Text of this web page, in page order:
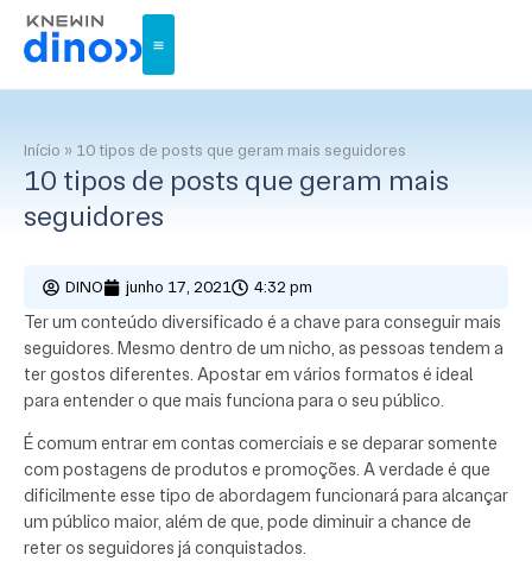
Início » 10 tipos de posts que geram mais seguidores
10 tipos de posts que geram mais
seguidores
DINO junho 17, 2021 4:32 pm
Ter um conteúdo diversificado é a chave para conseguir mais
seguidores. Mesmo dentro de um nicho, as pessoas tendem a
ter gostos diferentes. Apostar em vários formatos é ideal
para entender o que mais funciona para o seu público.
É comum entrar em contas comerciais e se deparar somente
com postagens de produtos e promoções. A verdade é que
dificilmente esse tipo de abordagem funcionará para alcançar
um público maior, além de que, pode diminuir a chance de
reter os seguidores já conquistados.